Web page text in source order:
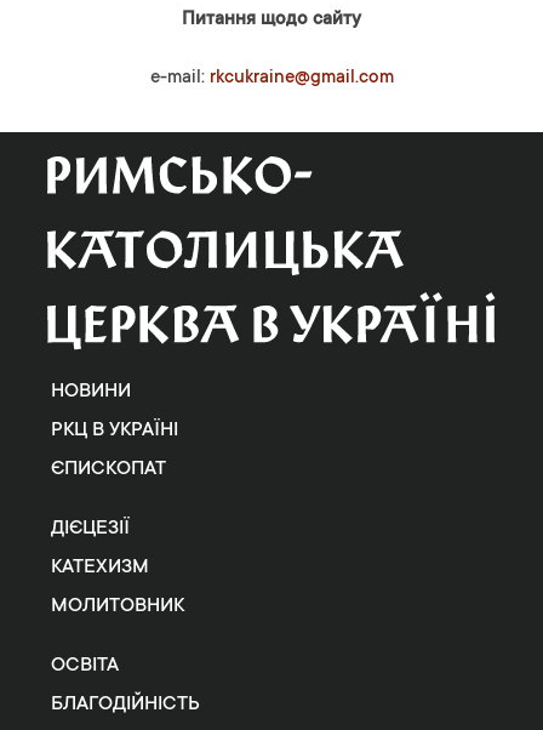
Питання щодо сайту
e-mail: rkcukraine@gmail.com
НОВИНИ
РКЦ В УКРАЇНІ
ЄПИСКОПАТ
ДІЄЦЕЗІЇ
КАТЕХИЗМ
МОЛИТОВНИК
ОСВІТА
БЛАГОДІЙНІСТЬ